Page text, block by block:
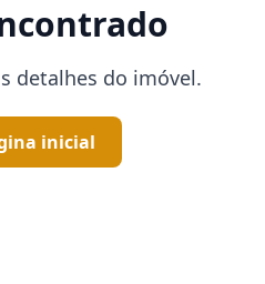
detalhes do imóvel.
inicial